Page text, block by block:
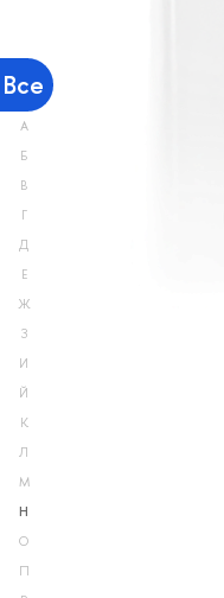
Все
А
Б
В
Г
Д
Е
Ж
З
И
Й
К
Л
М
Н
О
П